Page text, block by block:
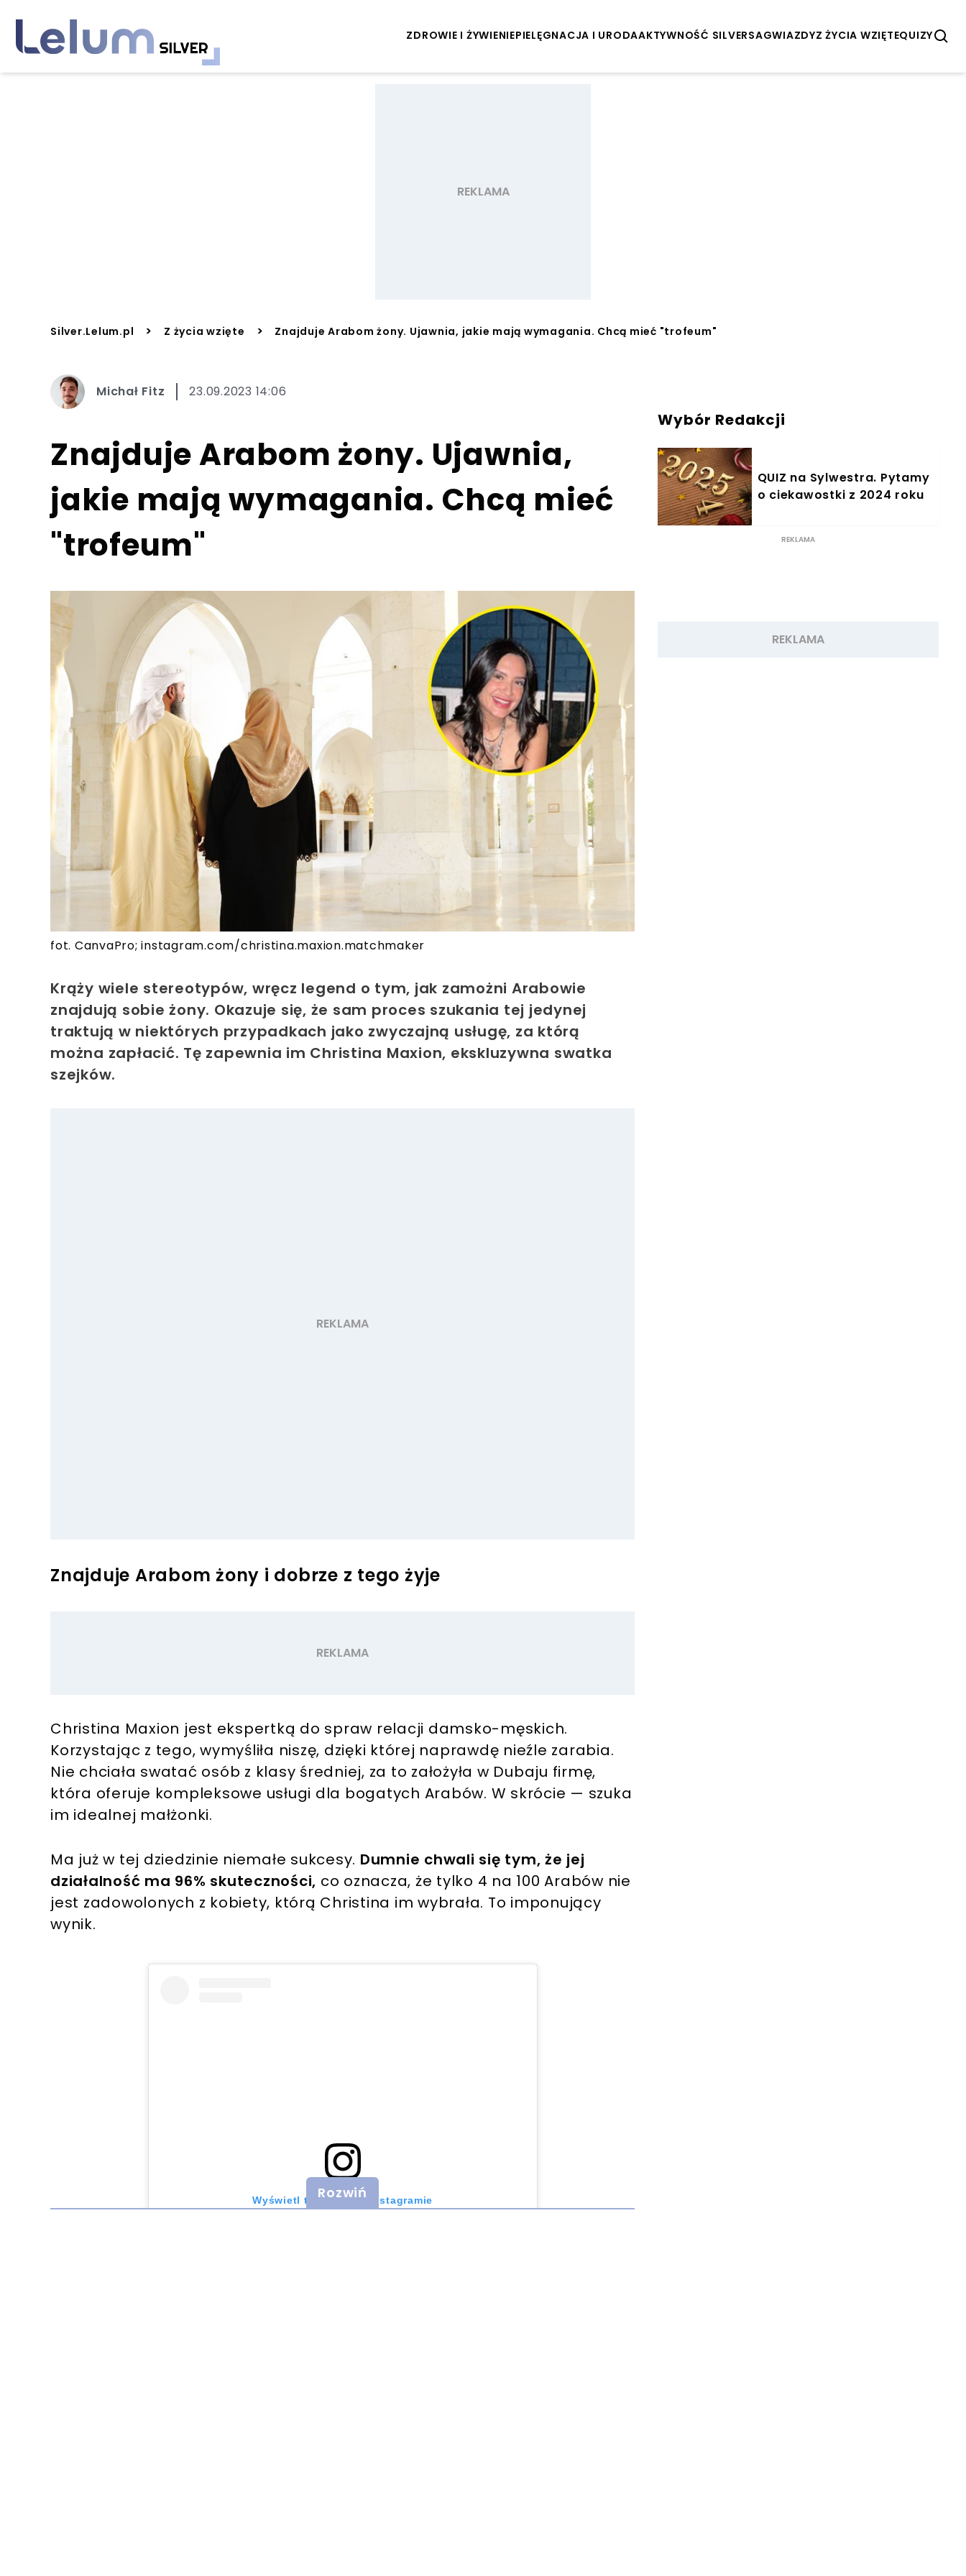
ZDROWIE I ŻYWIENIEPIELĘGNACJA I URODAAKTYWNOŚĆ SILVERSAGWIAZDYZ ŻYCIA WZIĘTEQUIZY
Silver.Lelum.pl > Z życia wzięte > Znajduje Arabom żony. Ujawnia, jakie mają wymagania. Chcą mieć "trofeum"
Michał Fitz 23.09.2023 14:06
Znajduje Arabom żony. Ujawnia,
jakie mają wymagania. Chcą mieć
"trofeum"
fot. CanvaPro; instagram.com/christina.maxion.matchmaker
Krąży wiele stereotypów, wręcz legend o tym, jak zamożni Arabowie
znajdują sobie żony. Okazuje się, że sam proces szukania tej jedynej
traktują w niektórych przypadkach jako zwyczajną usługę, za którą
można zapłacić. Tę zapewnia im Christina Maxion, ekskluzywna swatka
szejków.
Znajduje Arabom żony i dobrze z tego żyje
Christina Maxion jest ekspertką do spraw relacji damsko-męskich.
Korzystając z tego, wymyśliła niszę, dzięki której naprawdę nieźle zarabia.
Nie chciała swatać osób z klasy średniej, za to założyła w Dubaju firmę,
która oferuje kompleksowe usługi dla bogatych Arabów. W skrócie — szuka
im idealnej małżonki.
Ma już w tej dziedzinie niemałe sukcesy. Dumnie chwali się tym, że jej
działalność ma 96% skuteczności, co oznacza, że tylko 4 na 100 Arabów nie
jest zadowolonych z kobiety, którą Christina im wybrała. To imponujący
wynik.
Wyświetl ten post na Instagramie
Rozwiń
Wybór Redakcji
QUIZ na Sylwestra. Pytamy
o ciekawostki z 2024 roku